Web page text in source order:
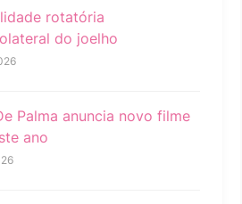
rotatória
do joelho
Palma anuncia novo filme
ano